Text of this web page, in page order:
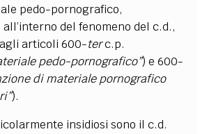
pedo-pornografico,
del fenomeno del c.d.,
articoli 600-terc.p.
pedo-pornografico”) e 600-
di materiale pornografico
).
insidiosi sono il c.d.